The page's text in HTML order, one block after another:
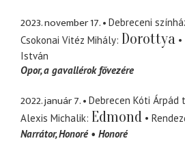
2023. november 17.
Debreceni
Csokonai Vitéz Mihály Dorottya
István
Opor a gavallérok fővezére
2022. január 7.
Debrecen Kóti Árpád
Alexis Michalik Edmond
Narrátor Honoré Honoré